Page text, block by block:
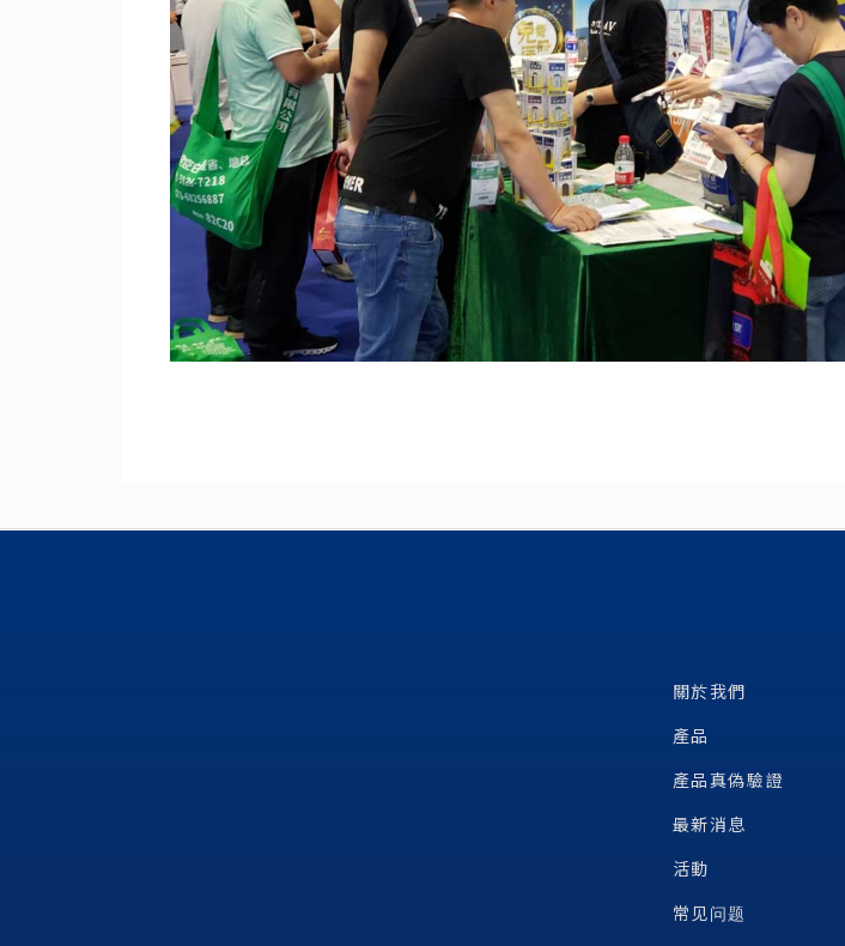
關於我們
產品
產品真偽驗證
最新消息
活動
常见问题